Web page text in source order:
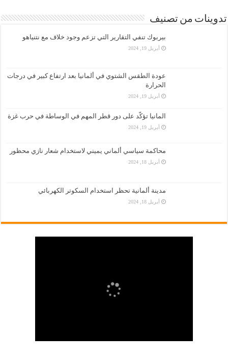
تدوينات من تصنيف
بيربوك تنفي التقارير التي تزعم وجود خلاف مع نتنياهو
أبريل 19, 2024
عودة الطقس الشتوي في ألمانيا بعد ارتفاع كبير في درجات
الحرارة
أبريل 19, 2024
المانيا تؤكّد على دور قطر المهم في الوساطة في حرب غزة
أبريل 19, 2024
محاكمة سياسي ألماني يميني لاستخدام شعار نازي محظور
أبريل 18, 2024
مدينة ألمانية تحظر استخدام السكوتر الكهربائي
أبريل 18, 2024